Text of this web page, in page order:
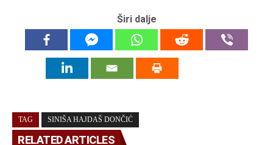
Širi dalje
TAG SINIŠA HAJDAŠ DONČIĆ
RELATED ARTICLES